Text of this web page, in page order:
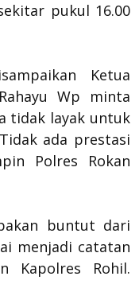
pukul 16.00
Ketua
Wp minta
tidak layak untuk
ada prestasi
Polres Rokan
buntut dari
menjadi catatan
Kapolres Rohil.